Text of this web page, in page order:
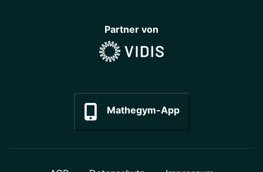
Partner von
Mathegym-App